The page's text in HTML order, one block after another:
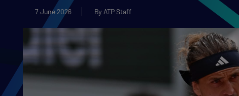
7 June 2026 By ATP Staff